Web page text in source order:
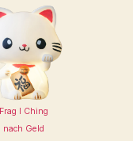
Frag I Ching
nach Geld